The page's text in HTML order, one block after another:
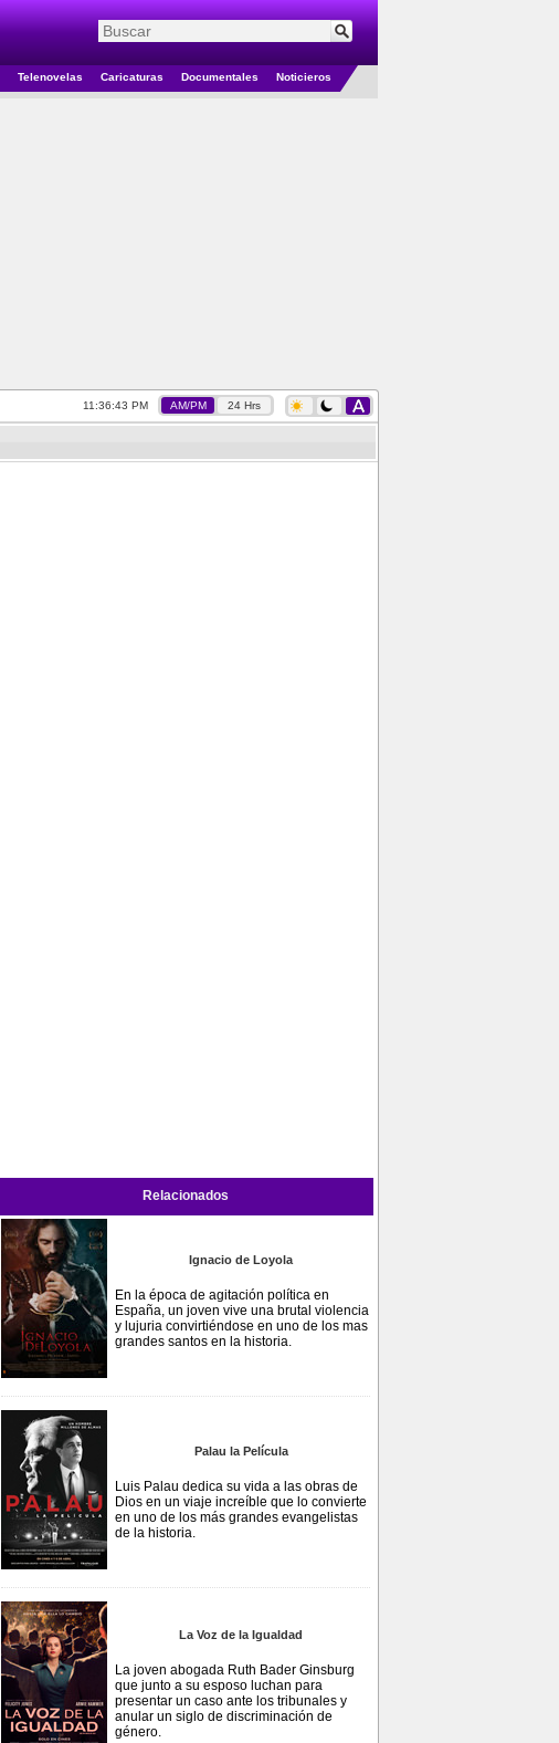
Telenovelas Caricaturas Documentales Noticieros
11:36:44 PM AM/PM 24 Hrs
Relacionados
Ignacio de Loyola
En la época de agitación política en
España, un joven vive una brutal violencia
y lujuria convirtiéndose en uno de los mas
grandes santos en la historia.
Palau la Película
Luis Palau dedica su vida a las obras de
Dios en un viaje increíble que lo convierte
en uno de los más grandes evangelistas
de la historia.
La Voz de la Igualdad
La joven abogada Ruth Bader Ginsburg
que junto a su esposo luchan para
presentar un caso ante los tribunales y
anular un siglo de discriminación de
género.